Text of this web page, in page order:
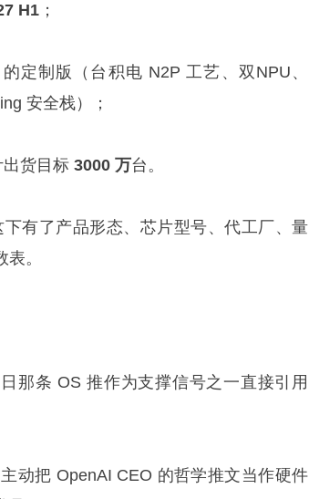
H1 ；
定制版（台积电 N2P 工艺、双NPU、
安全栈）；
货目标 3000 万台。
有了产品形态、芯片型号、代工厂、量
。
那条 OS 推作为支撑信号之一直接引用
动把 OpenAI CEO 的哲学推文当作硬件